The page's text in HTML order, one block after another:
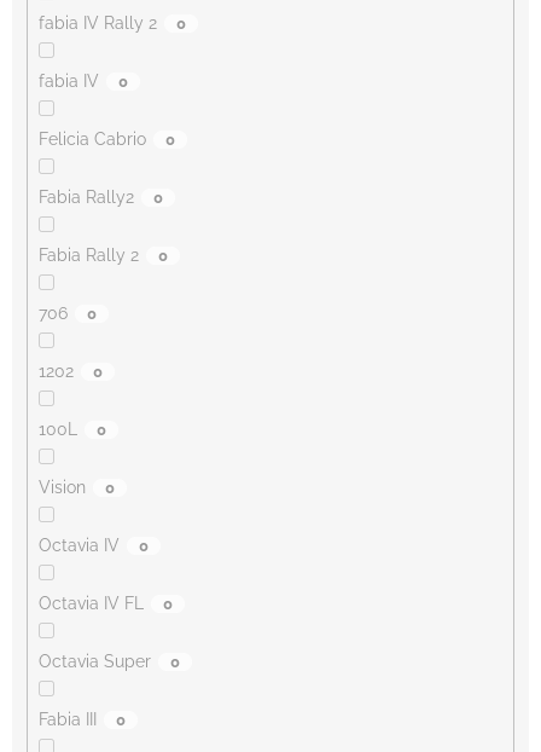
fabia IV Rally 2 0
fabia IV 0
Felicia Cabrio 0
Fabia Rally2 0
Fabia Rally 2 0
706 0
1202 0
100L 0
Vision 0
Octavia IV 0
Octavia IV FL 0
Octavia Super 0
Fabia III 0